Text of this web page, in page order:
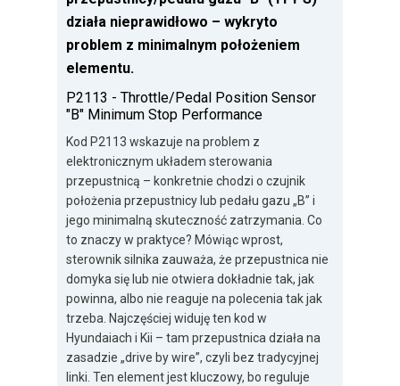
działa nieprawidłowo – wykryto
problem z minimalnym położeniem
elementu.
P2113 - Throttle/Pedal Position Sensor
"B" Minimum Stop Performance
Kod P2113 wskazuje na problem z
elektronicznym układem sterowania
przepustnicą – konkretnie chodzi o czujnik
położenia przepustnicy lub pedału gazu „B” i
jego minimalną skuteczność zatrzymania. Co
to znaczy w praktyce? Mówiąc wprost,
sterownik silnika zauważa, że przepustnica nie
domyka się lub nie otwiera dokładnie tak, jak
powinna, albo nie reaguje na polecenia tak jak
trzeba. Najczęściej widuję ten kod w
Hyundaiach i Kii – tam przepustnica działa na
zasadzie „drive by wire”, czyli bez tradycyjnej
linki. Ten element jest kluczowy, bo reguluje